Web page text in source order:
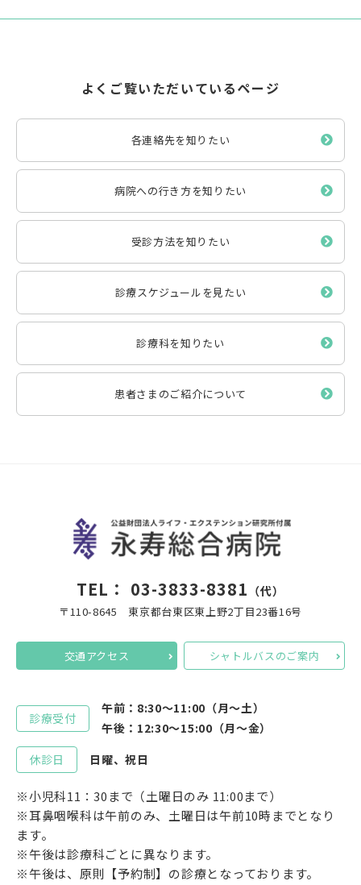
よくご覧いただいているページ
各連絡先を知りたい
病院への行き方を知りたい
受診方法を知りたい
診療スケジュールを見たい
診療科を知りたい
患者さまのご紹介について
TEL： 03-3833-8381 （代）
〒110-8645 東京都台東区東上野2丁目23番16号
交通アクセス シャトルバスのご案内
診療受付
午前：8:30～11:00（月～土）
午後：12:30～15:00（月～金）
休診日
日曜、祝日
※小児科11：30まで（土曜日のみ 11:00まで）
※耳鼻咽喉科は午前のみ、土曜日は午前10時までとなり
ます。
※午後は診療科ごとに異なります。
※午後は、原則【予約制】の診療となっております。